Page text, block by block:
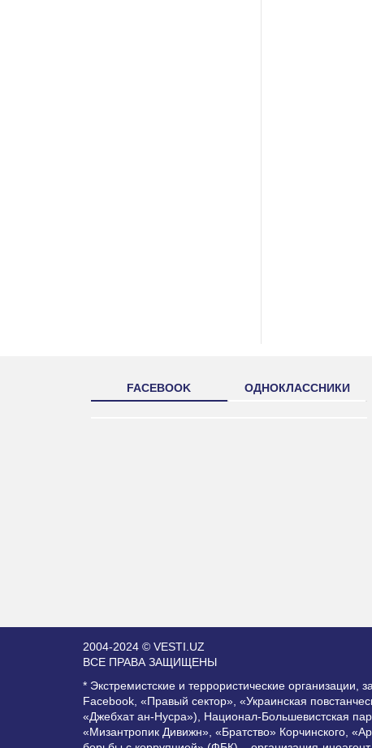
FACEBOOK ОДНОКЛАССНИКИ
2004-2024 © VESTI.UZ
ВСЕ ПРАВА ЗАЩИЩЕНЫ
* Экстремистские и террористические
Facebook, «Правый сектор», «Украинская
«Джебхат ан-Нусра»), Национал-Большевистская
«Мизантропик Дивижн», «Братство» Корчинского,